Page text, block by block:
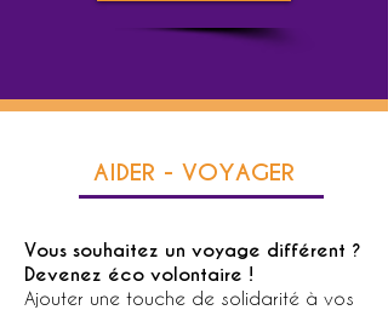
AIDER - VOYAGER
​Vous souhaitez un voyage différent ?
Devenez éco volontaire !
Ajouter une touche de solidarité à vos